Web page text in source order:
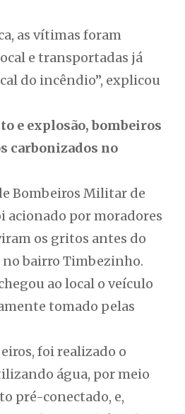
as vítimas foram
e transportadas já
do incêndio”, explicou
e explosão, bombeiros
carbonizados no
Bombeiros Militar de
acionado por moradores
os gritos antes do
bairro Timbezinho.
ao local o veículo
tomado pelas
foi realizado o
água, por meio
pré-conectado, e,